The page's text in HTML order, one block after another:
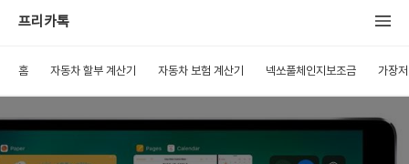
프리카톡
홈 자동차 할부 계산기 자동차 보험 계산기 넥쏘풀체인지보조금 가장